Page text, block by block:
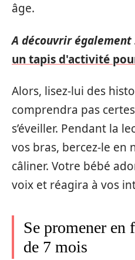
âge.
A découvrir également
un tapis d'activité
Alors, lisez-lui des
comprendra pas
s’éveiller. Pendant la
vos bras, bercez-le en
câliner. Votre bébé
voix et réagira à vos
Se promener en
de 7 mois